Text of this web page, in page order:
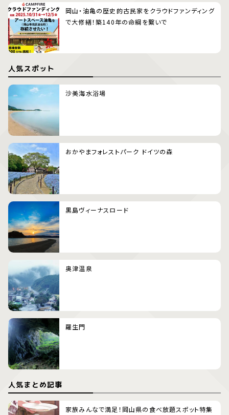
岡山・油亀の歴史的古民家をクラウドファンディング
で大修繕！築140年の命綱を繋いで
人気スポット
沙美海水浴場
おかやまフォレストパーク ドイツの森
黒島ヴィーナスロード
奥津温泉
羅生門
人気まとめ記事
家族みんなで満足！岡山県の食べ放題スポット特集